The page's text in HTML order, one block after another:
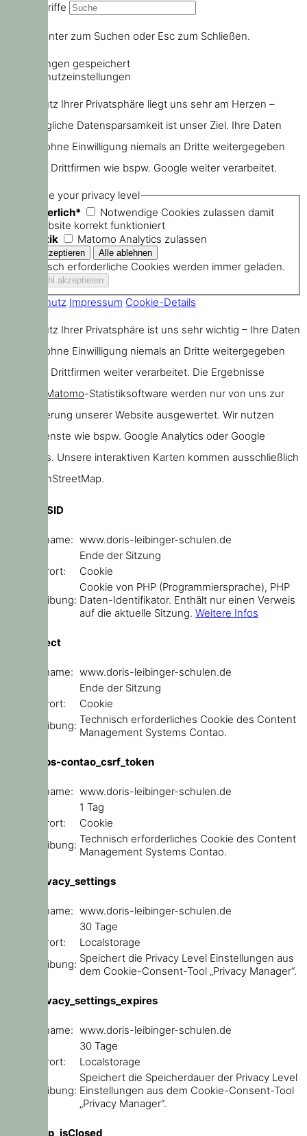
Suchbegriffe
Drücke Enter zum Suchen oder Esc zum Schließen.
Einstellungen gespeichert
Datenschutzeinstellungen
Der Schutz Ihrer Privatsphäre liegt uns sehr am Herzen –
größtmögliche Datensparsamkeit ist unser Ziel. Ihre Daten
werden ohne Einwilligung niemals an Dritte weitergegeben
oder von Drittfirmen wie bspw. Google weiter verarbeitet.
Choose your privacy level
Erforderlich*
Notwendige Cookies zulassen damit
die Website korrekt funktioniert
Statistik
Matomo Analytics zulassen
Technisch erforderliche Cookies werden immer geladen.
Datenschutz Impressum Cookie-Details
Der Schutz Ihrer Privatsphäre ist uns sehr wichtig – Ihre Daten
werden ohne Einwilligung niemals an Dritte weitergegeben
oder von Drittfirmen weiter verarbeitet. Die Ergebnisse
Matomo-Statistiksoftware werden nur von uns zur
Verbesserung unserer Website ausgewertet. Wir nutzen
keine Dienste wie bspw. Google Analytics oder Google
Webfonts. Unsere interaktiven Karten kommen ausschließlich
von OpenStreetMap.
PHPSESSID
Domainname: www.doris-leibinger-schulen.de
Ende der Sitzung
Speicherort:
Cookie
Beschreibung:
Cookie von PHP (Programmiersprache), PHP
Daten-Identifikator. Enthält nur einen Verweis
auf die aktuelle Sitzung. Weitere Infos
sf_redirect
Domainname: www.doris-leibinger-schulen.de
Ende der Sitzung
Speicherort:
Cookie
Beschreibung: Technisch erforderliches Cookie des Content
Management Systems Contao.
csrf_https-contao_csrf_token
Domainname: www.doris-leibinger-schulen.de
1 Tag
Speicherort:
Cookie
Beschreibung: Technisch erforderliches Cookie des Content
Management Systems Contao.
user_privacy_settings
Domainname: www.doris-leibinger-schulen.de
30 Tage
Speicherort:
Localstorage
Beschreibung: Speichert die Privacy Level Einstellungen aus
dem Cookie-Consent-Tool „Privacy Manager“.
user_privacy_settings_expires
Domainname: www.doris-leibinger-schulen.de
30 Tage
Speicherort:
Localstorage
Beschreibung:
Speichert die Speicherdauer der Privacy Level
Einstellungen aus dem Cookie-Consent-Tool
„Privacy Manager“.
ce_popup_isClosed